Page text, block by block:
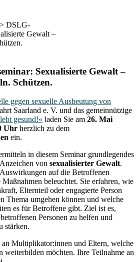
> DSLG-
Gewalt –
Sexualisierte Gewalt –
Schützen.
gegen sexuelle Ausbeutung von
Saarland e. V. und das gemeinnützige
gesund!« laden Sie am 26. Mai
Uhr herzlich zu dem
ein.
in diesem Seminar grundlegendes
von sexualisierter Gewalt.
auf die Betroffenen
beleuchtet. Sie erfahren, wie
Elternteil oder engagierte Person
Thema umgehen können und welche
es für Betroffene gibt. Ziel ist es,
Personen zu helfen und
stärken.
an Multiplikator:innen und Eltern, welche
weiterbilden möchten. Ihre Teilnahme an